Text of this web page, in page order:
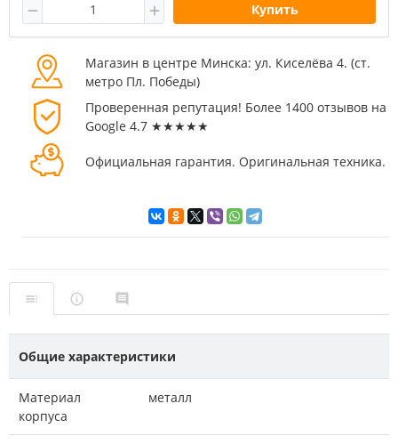
Купить
Магазин в центре Минска: ул. Киселёва 4. (cт.
метро Пл. Победы)
Проверенная репутация! Более 1400 отзывов на
Google 4.7 ★★★★★
Официальная гарантия. Оригинальная техника.
Общие характеристики
Материал
корпуса
металл